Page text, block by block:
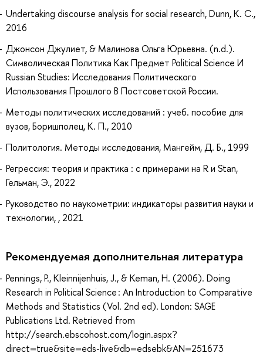
Undertaking discourse analysis for social research, Dunn, K. C.,
2016
Джонсон Джулиет, & Малинова Ольга Юрьевна. (n.d.).
Символическая Политика Как Предмет Political Science И
Russian Studies: Исследования Политического
Использования Прошлого В Постсоветской России.
Методы политических исследований : учеб. пособие для
вузов, Боришполец, К. П., 2010
Политология. Методы исследования, Мангейм, Д. Б., 1999
Регрессия: теория и практика : с примерами на R и Stan,
Гельман, Э., 2022
Руководство по наукометрии: индикаторы развития науки и
технологии, , 2021
Рекомендуемая дополнительная литература
Pennings, P., Kleinnijenhuis, J., & Keman, H. (2006). Doing
Research in Political Science : An Introduction to Comparative
Methods and Statistics (Vol. 2nd ed). London: SAGE
Publications Ltd. Retrieved from
http://search.ebscohost.com/login.aspx?
direct=true&site=eds-live&db=edsebk&AN=251673